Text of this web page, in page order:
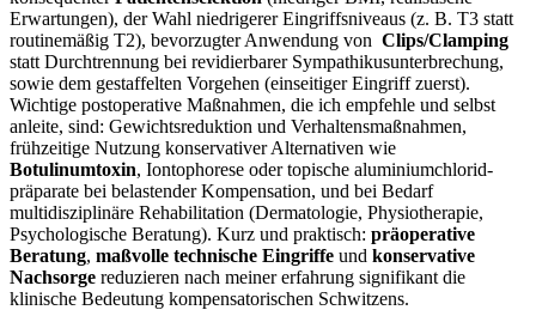
Erwartungen), der Wahl niedrigerer Eingriffsniveaus (z. B. T3 statt
routinemäßig ⁢T2), bevorzugter Anwendung von ⁣ Clips/Clamping
⁣statt Durchtrennung bei revidierbarer Sympathikusunterbrechung,
sowie dem gestaffelten Vorgehen⁣ (einseitiger Eingriff zuerst).
Wichtige postoperative Maßnahmen, die ich empfehle und selbst
anleite, sind: Gewichtsreduktion und ⁣Verhaltensmaßnahmen,
frühzeitige Nutzung konservativer Alternativen wie
Botulinumtoxin, ‍Iontophorese oder topische aluminiumchlorid-
präparate bei belastender Kompensation, und bei Bedarf
multidisziplinäre Rehabilitation (Dermatologie, Physiotherapie,
Psychologische Beratung). Kurz und praktisch: präoperative
⁢Beratung,⁣ maßvolle technische Eingriffe und konservative
Nachsorge reduzieren nach meiner erfahrung signifikant ⁢die
klinische Bedeutung⁤ kompensatorischen Schwitzens.